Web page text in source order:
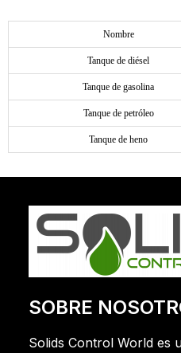
Nombre
Tanque de diésel
Tanque de gasolina
Tanque de petróleo
Tanque de heno
SOBRE
Solids Control World es